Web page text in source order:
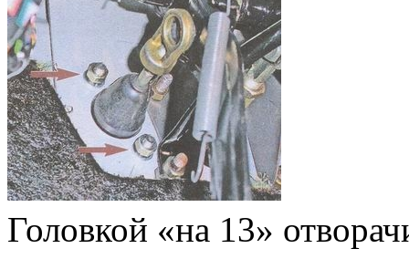
Головкой «на 13»